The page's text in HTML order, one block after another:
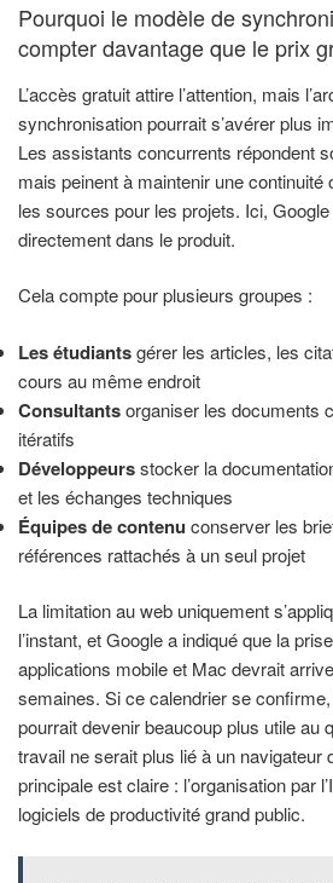
Pourquoi le modèle de
compter davantage que le prix
L’accès gratuit attire l’attention, mais
synchronisation pourrait s’avérer plus
Les assistants concurrents répondent
mais peinent à maintenir une continuité
les sources pour les projets. Ici,
directement dans le produit.
Cela compte pour plusieurs groupes :
Les étudiantsgérer les articles, les
cours au même endroit
Consultantsorganiser les documents
itératifs
Développeursstocker la
et les échanges techniques
Équipes de contenu conserver les
références rattachés à un seul projet
La limitation au web uniquement
l’instant, et Google a indiqué que la
applications mobile et Mac devrait
semaines. Si ce calendrier se
pourrait devenir beaucoup plus utile au
travail ne serait plus lié à un navigateur
principale est claire : l’organisation par
logiciels de productivité grand public.